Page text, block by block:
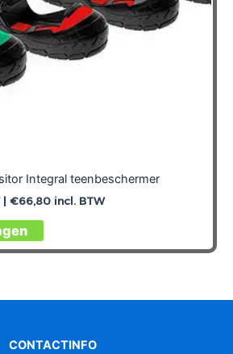
Integral teenbeschermer
| €66,80incl. BTW
CONTACTINFO